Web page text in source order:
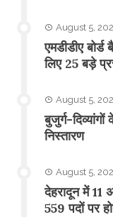
August 5,
एमडीडीए
लिए 25 बड़े
August 5,
बुजुर्ग-
निस्तारण
August 5,
​देहरादून में 11
559 पदों पर